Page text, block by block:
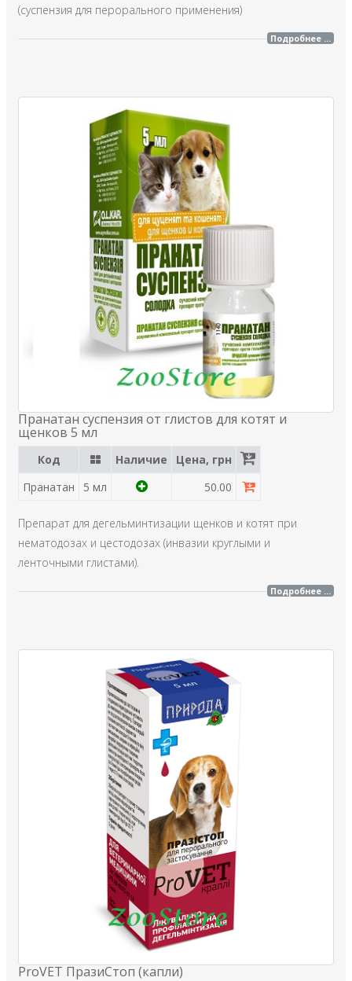
(суспензия для перорального применения)
Подробнее ...
Пранатан суспензия от глистов для котят и
щенков 5 мл
Код Наличие
Цена, грн
Пранатан
5 мл 50.00
Препарат для дегельминтизации щенков и котят при
нематодозах и цестодозах (инвазии круглыми и
ленточными глистами).
Подробнее ...
ProVET ПразиСтоп (капли)